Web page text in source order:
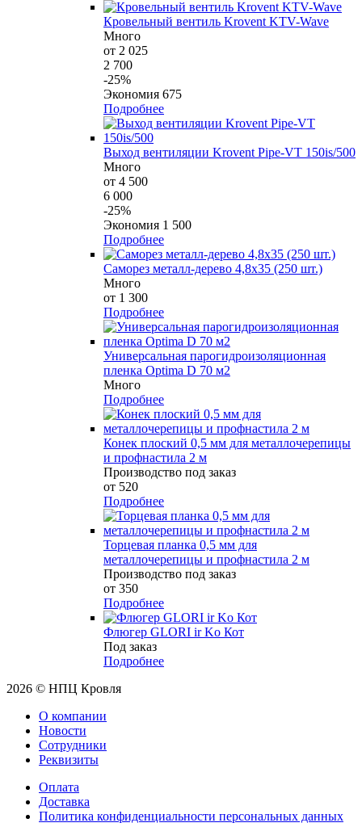
Кровельный вентиль Krovent KTV-Wave
Много
от 2 025
2 700
-25%
Экономия 675
Подробнее
Выход вентиляции Krovent Pipe-VT 150is/500
Много
от 4 500
6 000
-25%
Экономия 1 500
Подробнее
Саморез металл-дерево 4,8х35 (250 шт.)
Много
от 1 300
Подробнее
Универсальная парогидроизоляционная
пленка Optima D 70 м2
Много
Подробнее
Конек плоский 0,5 мм для металлочерепицы
и профнастила 2 м
Производство под заказ
от 520
Подробнее
Торцевая планка 0,5 мм для
металлочерепицы и профнастила 2 м
Производство под заказ
от 350
Подробнее
Флюгер GLORI ir Ko Кот
Под заказ
Подробнее
2026 © НПЦ Кровля
О компании
Новости
Сотрудники
Реквизиты
Оплата
Доставка
Политика конфиденциальности персональных данных